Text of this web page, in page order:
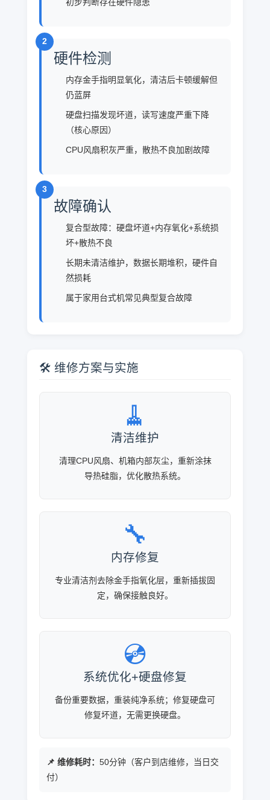
2
硬件检测
内存金手指明显氧化，清洁后卡顿缓解但
仍蓝屏
硬盘扫描发现坏道，读写速度严重下降
（核心原因）
CPU风扇积灰严重，散热不良加剧故障
3
故障确认
复合型故障：硬盘坏道+内存氧化+系统损
坏+散热不良
长期未清洁维护，数据长期堆积，硬件自
然损耗
属于家用台式机常见典型复合故障
🛠️ 维修方案与实施
🧹
清洁维护
清理CPU风扇、机箱内部灰尘，重新涂抹
导热硅脂，优化散热系统。
🔧
内存修复
专业清洁剂去除金手指氧化层，重新插拔固
定，确保接触良好。
💿
系统优化+硬盘修复
备份重要数据，重装纯净系统；修复硬盘可
修复坏道，无需更换硬盘。
📌 维修耗时： 50分钟（客户到店维修，当日交
付）